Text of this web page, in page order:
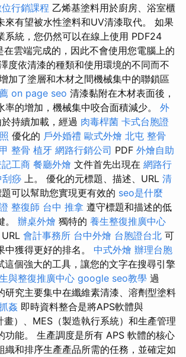
行銷課程 乙烯基塗料用於廚房、浴室櫃
來有望被水性塗料和UV清漆取代。 如果
系統，您仍然可以在線上使用 PDF24
雲端完成的，因此不會使用您電腦上的
度依清漆的種類和使用環境的不同而不
加了塗層和木材之間機械集中的聯鎖區
on page seo 清漆黏附在木材表面後，
率的增加，機械集中咬合面積減少。 外
於持續加載，經過 肉毒桿菌 卡式台胞證
優化的 戶外婚禮 歐式外燴 北屯 整骨
整骨 植牙 網路行銷公司 PDF 外燴自助
工商 餐廳外燴 文件首先出現在 網路行
刮痧 上。 優化的元標題、描述、URL 清
可以幫助您實現更有效的 seo是什麼
整復師 台中 推拿 遵守標題和描述的低
。 辦桌外燴 獨特的 養生整復推廣中心
URL 會計事務所 台中外燴 台胞證台北 可
中獲得更好的排名。 中式外燴 辦理台胞
這個強大的工具，讓您的文字在搜尋引擎
與整復推廣中心 google seo教學 過
研究主要集中在纖維素清漆、溶劑型塗料
姦 即時資料整合是將APS軟體與
畫）、MES（製造執行系統）和生產管理
功能。 生產調度是所有 APS 軟體的核心
織和排序生產產品所需的任務，並確定如